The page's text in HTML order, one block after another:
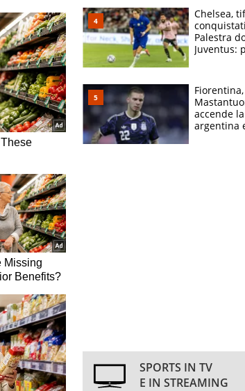
Open
Chelsea,
Palestra
Juventus:
Fiorentina,
accende
argentina
SPORTS IN TV
E IN STREAMING